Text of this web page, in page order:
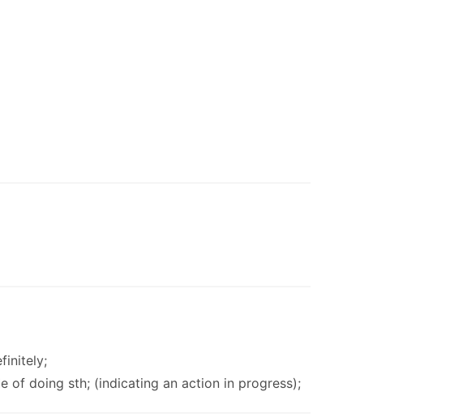
of doing sth; (indicating an action in progress);